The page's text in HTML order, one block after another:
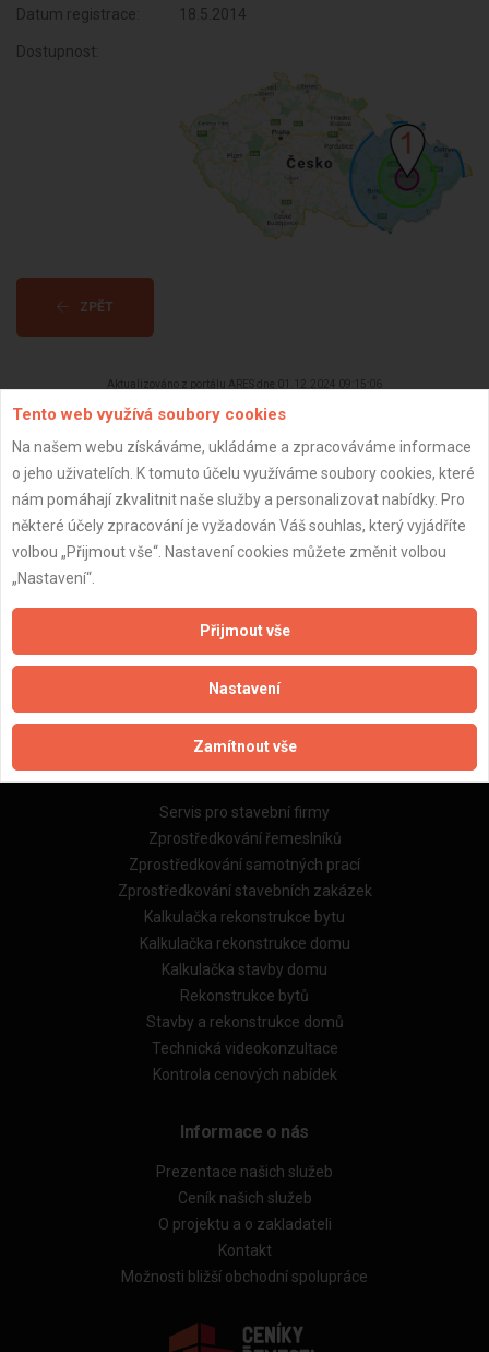
Datum registrace: 18.5.2014
Dostupnost:
ZPĚT
Aktualizováno z portálu ARES dne 01.12.2024 09:15:06
Důležité informace
Naše firmy a řemeslníci
Zásady pro používání souborů cookie
Obchodní podmínky (zprostředkování)
Obchodní podmínky (rozpočtování)
Reference
Naše excelové tabulky online
Naše služby
Servis pro stavební firmy
Zprostředkování řemeslníků
Zprostředkování samotných prací
Zprostředkování stavebních zakázek
Kalkulačka rekonstrukce bytu
Kalkulačka rekonstrukce domu
Kalkulačka stavby domu
Rekonstrukce bytů
Stavby a rekonstrukce domů
Technická videokonzultace
Kontrola cenových nabídek
Informace o nás
Prezentace našich služeb
Ceník našich služeb
O projektu a o zakladateli
Kontakt
Možnosti bližší obchodní spolupráce
Tento web využívá soubory cookies
Na našem webu získáváme, ukládáme a zpracováváme informace
o jeho uživatelích. K tomuto účelu využíváme soubory cookies, které
nám pomáhají zkvalitnit naše služby a personalizovat nabídky. Pro
některé účely zpracování je vyžadován Váš souhlas, který vyjádříte
volbou „Přijmout vše“. Nastavení cookies můžete změnit volbou
„Nastavení“.
Přijmout vše
Nastavení
Zamítnout vše